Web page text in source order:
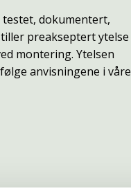
dokumentert,
preakseptert ytelse
montering. Ytelsen
anvisningene i våre